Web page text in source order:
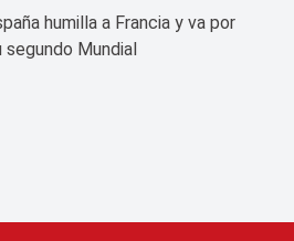
humilla a Francia y va por
segundo Mundial